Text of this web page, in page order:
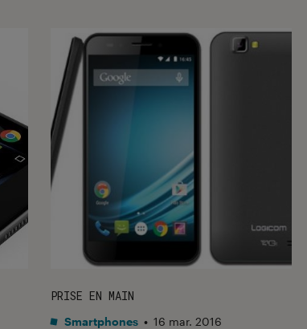
PRISE EN MAIN
Smartphones • 16 mar. 2016